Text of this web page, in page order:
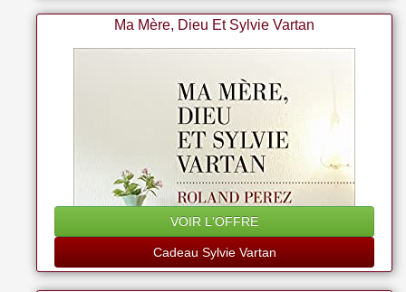
Ma Mère, Dieu Et Sylvie Vartan
VOIR L'OFFRE
Cadeau Sylvie Vartan